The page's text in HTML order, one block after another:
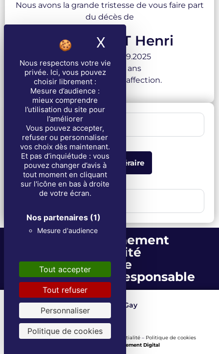
Nous respectons votre vie
privée. Ici, vous pouvez
choisir librement :
Mesure d’audience :
mieux comprendre
l’utilisation du site pour
l’améliorer
Vous pouvez accepter,
refuser ou personnaliser
vos choix dès maintenant.
Et pas d’inquiétude : vous
pouvez changer d’avis à
tout moment en cliquant
sur l'icône en bas à droite
de votre écran.
Nos partenaires (1)
Mesure d'audience
Tout accepter
Tout refuser
Personnaliser
Politique de cookies
X Masquer le
Nous avons la grande tristesse de vous faire part
du décès de
SOUVIGNET Henri
survenu le 18.09.2025
à l’âge de 83 ans
Avec toute notre affection.
1 . Cérémonie
Obtenir l'itinéraire
Accompagnement
Proximité
Écoute
Entreprise écoresponsable
Les Fils de Louis Gay
Depuis 1871
Mentions Légales–Politique de confidentialité – Politique de cookies
Tout Simplement Digital